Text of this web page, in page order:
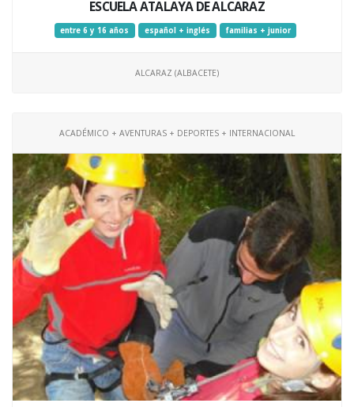
ESCUELA ATALAYA DE ALCARAZ
entre 6 y 16 años español + inglés familias + junior
ALCARAZ (ALBACETE)
ACADÉMICO + AVENTURAS + DEPORTES + INTERNACIONAL